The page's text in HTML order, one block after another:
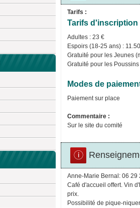
Tarifs :
Tarifs d'inscription
Adultes : 23 €
Espoirs (18-25 ans) :
Gratuité pour les Jeunes
Gratuité pour les Poussins
Modes de
Paiement sur place
Commentaire :
Sur le site du comité
Anne-Marie Bernal: 06 29
Café d'accueil offert. Vin
prix.
Possibilité de pique-